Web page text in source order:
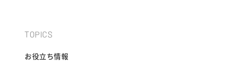
TOPICS
お役立ち情報